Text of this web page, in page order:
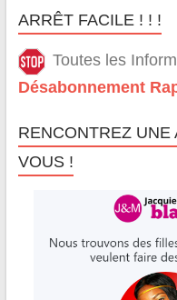
ARRÊT FACILE ! ! !
Toutes les
Désabonnement
RENCONTREZ
VOUS !